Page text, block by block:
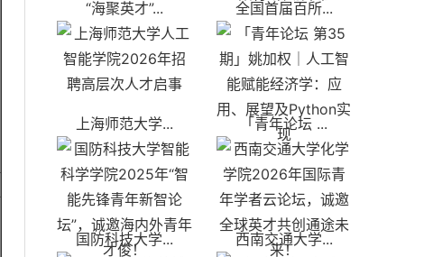
“海聚英才”... 全国首届百所...
上海师范大学... 「青年论坛 ...
国防科技大学... 西南交通大学...